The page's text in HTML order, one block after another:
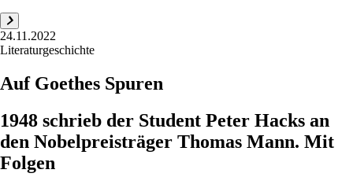
24.11.2022
Literaturgeschichte
Auf Goethes Spuren
1948 schrieb der Student Peter Hacks an
den Nobelpreisträger Thomas Mann. Mit
Folgen